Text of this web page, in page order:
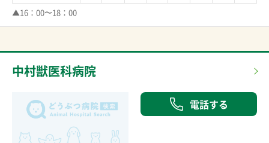
▲16：00〜18：00
中村獣医科病院
電話する